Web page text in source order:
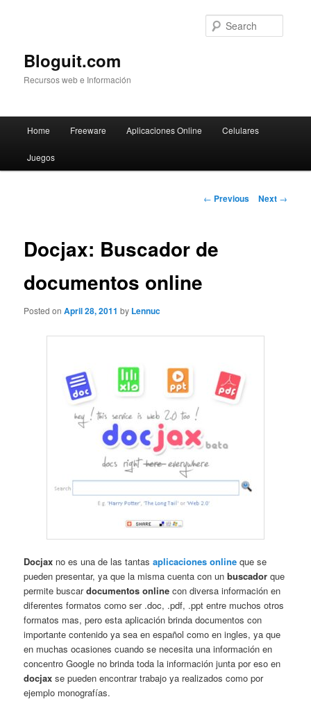
Bloguit.com
Recursos web e Información
Skip
to
Home Freeware Aplicaciones Online Celulares
Juegos
Post
← Previous Next →
Docjax: Buscador de
documentos online
Posted onApril 28, 2011 by Lennuc
Docjax no es una de las tantasaplicaciones online que se
pueden presentar, ya que la misma cuenta con unbuscador que
permite buscardocumentos online con diversa información en
diferentes formatos como ser .doc, .pdf, .ppt entre muchos otros
formatos mas, pero esta aplicación brinda documentos con
importante contenido ya sea en español como en ingles, ya que
en muchas ocasiones cuando se necesita una información en
concentro Google no brinda toda la información junta por eso en
docjax se pueden encontrar trabajo ya realizados como por
ejemplo monografías.